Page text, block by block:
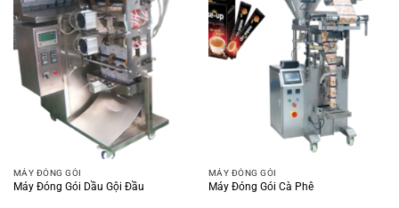
MÁY ĐÓNG GÓI
Máy Đóng Gói Dầu Gội Đầu
MÁY ĐÓNG GÓI
Máy Đóng Gói Cà Phê